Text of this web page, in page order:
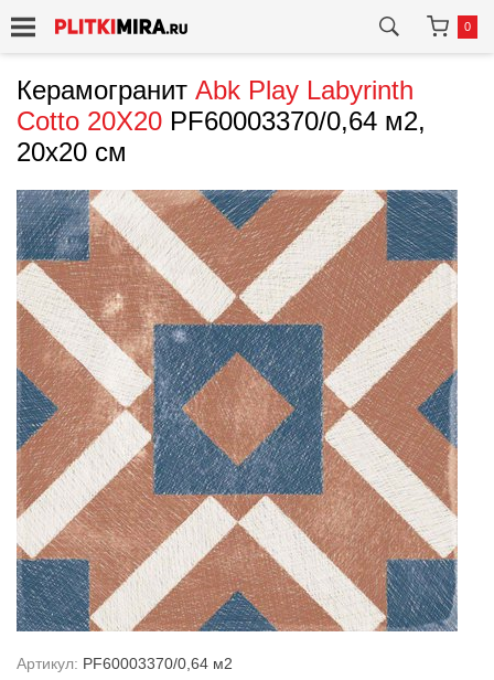
0
Керамогранит Abk Play Labyrinth
Cotto 20X20 PF60003370/0,64 м2,
20x20 см
Артикул: PF60003370/0,64 м2